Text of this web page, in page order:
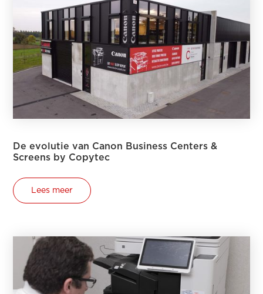
De evolutie van Canon Business Centers &
Screens by Copytec
Lees meer